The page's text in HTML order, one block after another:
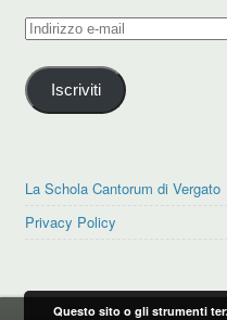
Indirizzo
mail
Iscriviti
La Schola Cantorum di Vergato
Privacy Policy
Questo sito o gli strumenti